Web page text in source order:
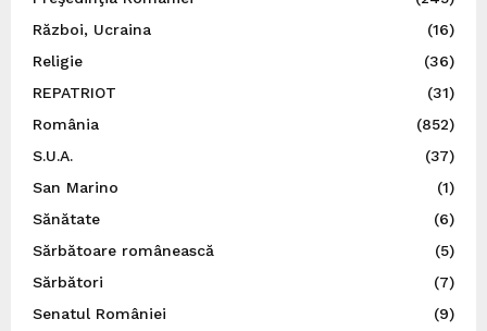
Război, Ucraina
(16)
Religie
(36)
REPATRIOT
(31)
România
(852)
S.U.A.
(37)
San Marino
(1)
Sănătate
(6)
Sărbătoare românească
(5)
Sărbători
(7)
Senatul României
(9)